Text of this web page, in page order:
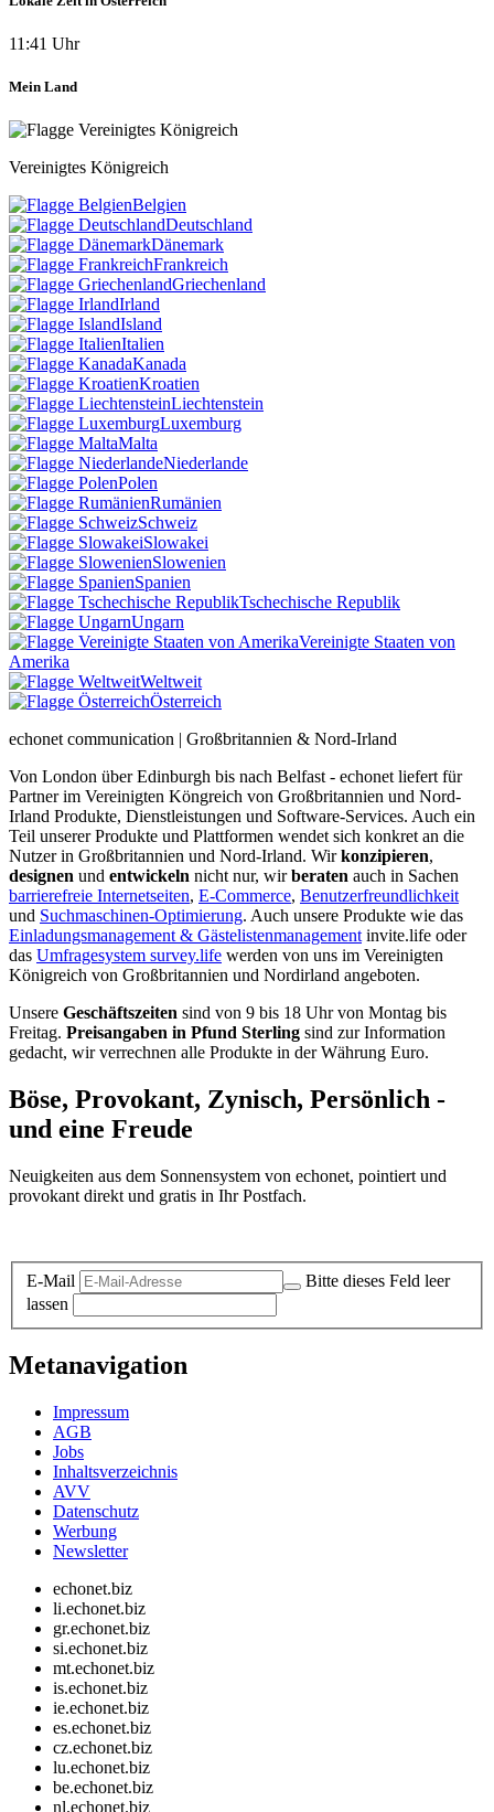
11:41 Uhr
Mein Land
Vereinigtes Königreich
Belgien
Deutschland
Dänemark
Frankreich
Griechenland
Irland
Island
Italien
Kanada
Kroatien
Liechtenstein
Luxemburg
Malta
Niederlande
Polen
Rumänien
Schweiz
Slowakei
Slowenien
Spanien
Tschechische Republik
Ungarn
Vereinigte Staaten von
Amerika
Weltweit
Österreich
echonet communication | Großbritannien & Nord-Irland
Von London über Edinburgh bis nach Belfast - echonet liefert für
Partner im Vereinigten Köngreich von Großbritannien und Nord-
Irland Produkte, Dienstleistungen und Software-Services. Auch ein
Teil unserer Produkte und Plattformen wendet sich konkret an die
Nutzer in Großbritannien und Nord-Irland. Wirkonzipieren,
designen und entwickeln nicht nur, wirberaten auch in Sachen
barrierefreie Internetseiten, E-Commerce, Benutzerfreundlichkeit
und Suchmaschinen-Optimierung. Auch unsere Produkte wie das
Einladungsmanagement & Gästelistenmanagement invite.life oder
das Umfragesystem survey.life werden von uns im Vereinigten
Königreich von Großbritannien und Nordirland angeboten.
Unsere Geschäftszeiten sind von 9 bis 18 Uhr von Montag bis
Freitag. Preisangaben in Pfund Sterling sind zur Information
gedacht, wir verrechnen alle Produkte in der Währung Euro.
Böse, Provokant, Zynisch, Persönlich -
und eine Freude
Neuigkeiten aus dem Sonnensystem von echonet, pointiert und
provokant direkt und gratis in Ihr Postfach.
E-Mail
Bitte dieses Feld leer
lassen
Metanavigation
Impressum
AGB
Jobs
Inhaltsverzeichnis
AVV
Datenschutz
Werbung
Newsletter
echonet.biz
li.echonet.biz
gr.echonet.biz
si.echonet.biz
mt.echonet.biz
is.echonet.biz
ie.echonet.biz
es.echonet.biz
cz.echonet.biz
lu.echonet.biz
be.echonet.biz
nl.echonet.biz